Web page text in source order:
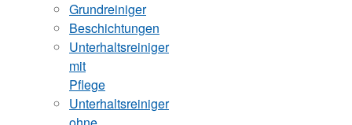
Grundreiniger
Beschichtungen
Unterhaltsreiniger
mit
Pflege
Unterhaltsreiniger